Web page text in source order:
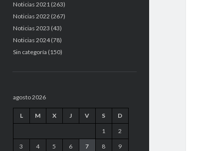
Noticias 2021(263)
Noticias 2022 (267)
Noticias 2023 (43)
Noticias 2024(78)
Sin categoría (150)
agosto 2026
L M X J V S D
1 2
3 4 5 6 7 8 9